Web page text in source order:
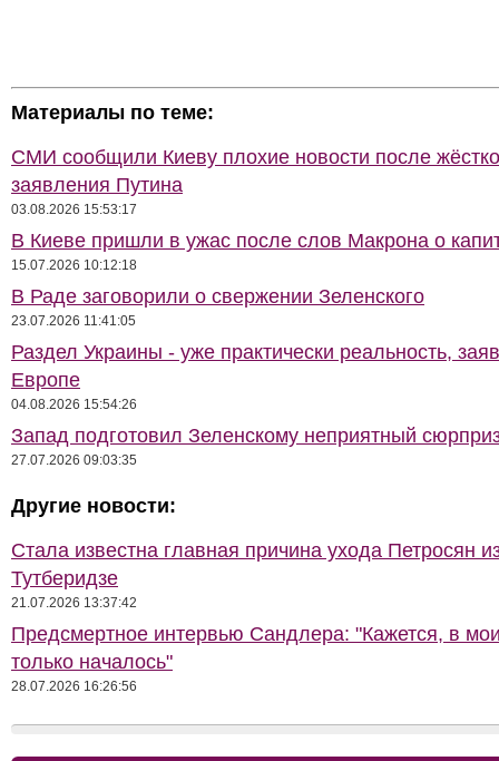
Материалы по теме:
СМИ сообщили Киеву плохие новости после
заявления Путина
03.08.2026 15:53:17
В Киеве пришли в ужас после слов Макрона о
15.07.2026 10:12:18
В Раде заговорили о свержении Зеленского
23.07.2026 11:41:05
Раздел Украины - уже практически реальность,
Европе
04.08.2026 15:54:26
Запад подготовил Зеленскому неприятный
27.07.2026 09:03:35
Другие новости:
Стала известна главная причина ухода Петросян
Тутберидзе
21.07.2026 13:37:42
Предсмертное интервью Сандлера: "Кажется, в
только началось"
28.07.2026 16:26:56